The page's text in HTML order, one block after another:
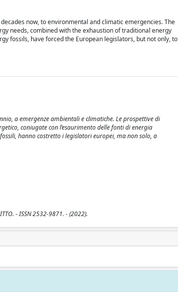
now, to environmental and climatic emergencies. The
needs, combined with the exhaustion of traditional energy
fossils, have forced the European legislators, but not only, to
a emergenze ambientali e climatiche. Le prospettive di
coniugate con l’esaurimento delle fonti di energia
hanno costretto i legislatori europei, ma non solo, a
- ISSN 2532-9871. - (2022).